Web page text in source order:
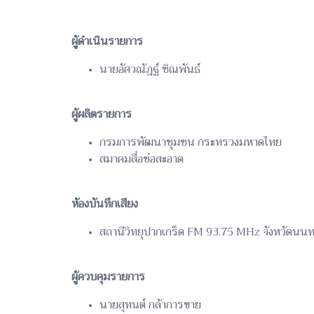
ผู้ดำเนินรายการ
นายอัศวณัฎฐ์ ชิณพันธ์
ผู้ผลิตรายการ
กรมการพัฒนาชุมชน กระทรวงมหาดไทย
สมาคมสื่อช่อสะอาด
ห้องบันทึกเสียง
สถานีวิทยุปากเกร็ด FM 93.75 MHz จังหวัดนน
ผู้ควบคุมรายการ
นายสุทนต์ กล้าการขาย